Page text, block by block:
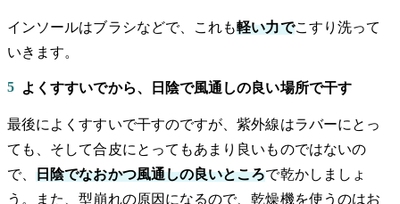
インソールはブラシなどで、これも軽い力でこすり洗って
いきます。
5 よくすすいでから、日陰で風通しの良い場所で干す
最後によくすすいで干すのですが、紫外線はラバーにとっ
ても、そして合皮にとってもあまり良いものではないの
で、日陰でなおかつ風通しの良いところで乾かしましょ
う。また、型崩れの原因になるので、乾燥機を使うのはお